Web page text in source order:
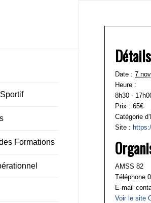
Formations
Détails
Date : 7
Heure :
8h30 -
Prix : 65€
Catégorie
Site :
AMSS 82
Téléphone
E-mail
Voir le site